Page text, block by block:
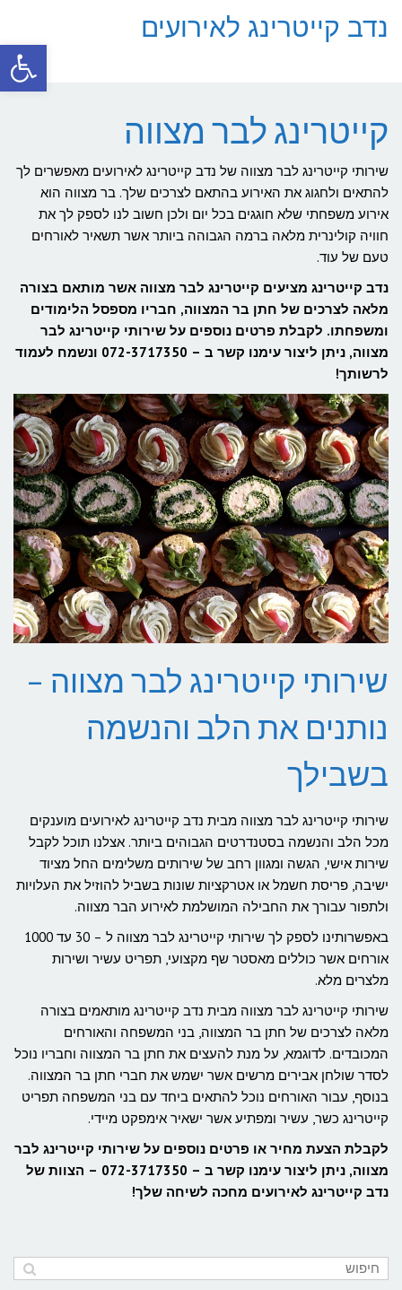
פתח
נדב קייטרינג לאירועים
קייטרינג לבר מצווה
שירותי קייטרינג לבר מצווה של נדב קייטרינג לאירועים מאפשרים לך
להתאים ולחגוג את האירוע בהתאם לצרכים שלך. בר מצווה הוא
אירוע משפחתי שלא חוגגים בכל יום ולכן חשוב לנו לספק לך את
חוויה קולינרית מלאה ברמה הגבוהה ביותר אשר תשאיר לאורחים
טעם של עוד.
נדב קייטרינג מציעים קייטרינג לבר מצווה אשר מותאם בצורה
מלאה לצרכים של חתן בר המצווה, חבריו מספסל הלימודים
ומשפחתו. לקבלת פרטים נוספים על שירותי קייטרינג לבר
מצווה, ניתן ליצור עימנו קשר ב – 072-3717350 ונשמח לעמוד
לרשותך!
שירותי קייטרינג לבר מצווה –
נותנים את הלב והנשמה
בשבילך
שירותי קייטרינג לבר מצווה מבית נדב קייטרינג לאירועים מוענקים
מכל הלב והנשמה בסטנדרטים הגבוהים ביותר. אצלנו תוכל לקבל
שירות אישי, הגשה ומגוון רחב של שירותים משלימים החל מציוד
ישיבה, פריסת חשמל או אטרקציות שונות בשביל להוזיל את העלויות
ולתפור עבורך את החבילה המושלמת לאירוע הבר מצווה.
באפשרותינו לספק לך שירותי קייטרינג לבר מצווה ל – 30 עד 1000
אורחים אשר כוללים מאסטר שף מקצועי, תפריט עשיר ושירות
מלצרים מלא.
שירותי קייטרינג לבר מצווה מבית נדב קייטרינג מותאמים בצורה
מלאה לצרכים של חתן בר המצווה, בני המשפחה והאורחים
המכובדים. לדוגמא, על מנת להעצים את חתן בר המצווה וחבריו נוכל
לסדר שולחן אבירים מרשים אשר ישמש את חברי חתן בר המצווה.
בנוסף, עבור האורחים נוכל להתאים ביחד עם בני המשפחה תפריט
קייטרינג כשר, עשיר ומפתיע אשר ישאיר אימפקט מיידי.
לקבלת הצעת מחיר או פרטים נוספים על שירותי קייטרינג לבר
מצווה, ניתן ליצור עימנו קשר ב – 072-3717350 – הצוות של
נדב קייטרינג לאירועים מחכה לשיחה שלך!